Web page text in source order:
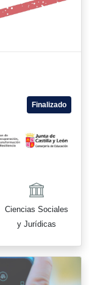
Finalizado
Ciencias Sociales
y Jurídicas